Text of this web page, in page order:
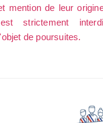
mention de leur
strictement
de poursuites.